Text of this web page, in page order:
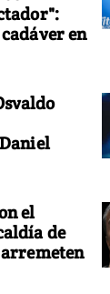
en
el
de